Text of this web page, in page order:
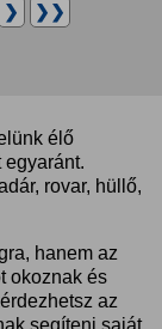
❯ ❯❯
élő
egyaránt.
rovar, hüllő,
hanem az
okoznak és
az
segíteni saját